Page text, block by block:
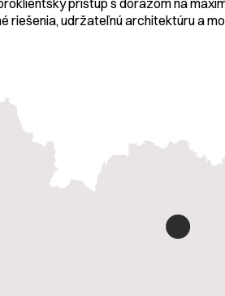
prístup s dôrazom na
riešenia, udržateľnú architektúru a